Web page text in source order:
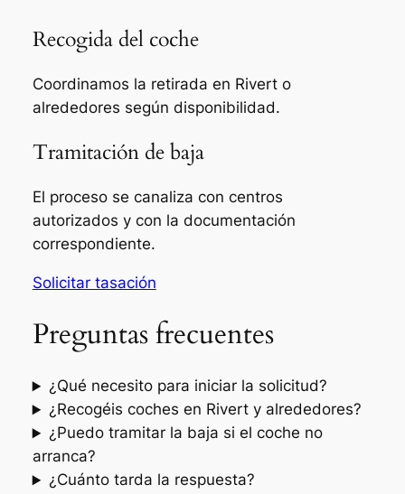
Recogida del coche
Coordinamos la retirada en Rivert o
alrededores según disponibilidad.
Tramitación de baja
El proceso se canaliza con centros
autorizados y con la documentación
correspondiente.
Solicitar tasación
Preguntas frecuentes
¿Qué necesito para iniciar la solicitud?
¿Recogéis coches en Rivert y alrededores?
¿Puedo tramitar la baja si el coche no
arranca?
¿Cuánto tarda la respuesta?